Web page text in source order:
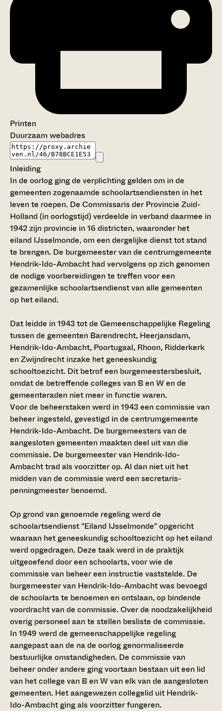
Printen
Duurzaam webadres
Inleiding
In de oorlog ging de verplichting gelden om in de
gemeenten zogenaamde schoolartsendiensten in het
leven te roepen. De Commissaris der Provincie Zuid-
Holland (in oorlogstijd) verdeelde in verband daarmee in
1942 zijn provincie in 16 districten, waaronder het
eiland IJsselmonde, om een dergelijke dienst tot stand
te brengen. De burgemeester van de centrumgemeente
Hendrik-Ido-Ambacht had vervolgens op zich genomen
de nodige voorbereidingen te treffen voor een
gezamenlijke schoolartsendienst van alle gemeenten
op het eiland.
Dat leidde in 1943 tot de Gemeenschappelijke Regeling
tussen de gemeenten Barendrecht, Heerjansdam,
Hendrik-Ido-Ambacht, Poortugaal, Rhoon, Ridderkerk
en Zwijndrecht inzake het geneeskundig
schooltoezicht. Dit betrof een burgemeestersbesluit,
omdat de betreffende colleges van B en W en de
gemeenteraden niet meer in functie waren.
Voor de beheerstaken werd in 1943 een commissie van
beheer ingesteld, gevestigd in de centrumgemeente
Hendrik-Ido-Ambacht. De burgemeesters van de
aangesloten gemeenten maakten deel uit van die
commissie. De burgemeester van Hendrik-Ido-
Ambacht trad als voorzitter op. Al dan niet uit het
midden van de commissie werd een secretaris-
penningmeester benoemd.
Op grond van genoemde regeling werd de
schoolartsendienst "Eiland IJsselmonde" opgericht
waaraan het geneeskundig schooltoezicht op het eiland
werd opgedragen. Deze taak werd in de praktijk
uitgeoefend door een schoolarts, voor wie de
commissie van beheer een instructie vaststelde. De
burgemeester van Hendrik-Ido-Ambacht was bevoegd
de schoolarts te benoemen en ontslaan, op bindende
voordracht van de commissie. Over de noodzakelijkheid
overig personeel aan te stellen besliste de commissie.
In 1949 werd de gemeenschappelijke regeling
aangepast aan de na de oorlog genormaliseerde
bestuurlijke omstandigheden. De commissie van
beheer onder andere ging voortaan bestaan uit een lid
van het college van B en W van elk van de aangesloten
gemeenten. Het aangewezen collegelid uit Hendrik-
Ido-Ambacht ging als voorzitter fungeren.